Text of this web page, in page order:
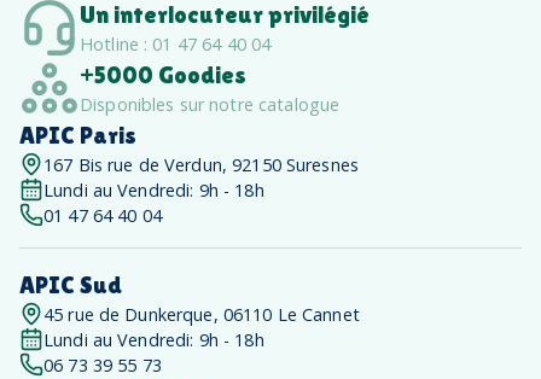
Un interlocuteur privilégié
Hotline : 01 47 64 40 04
+5000 Goodies
Disponibles sur notre catalogue
APIC Paris
167 Bis rue de Verdun, 92150 Suresnes
Lundi au Vendredi: 9h - 18h
01 47 64 40 04
APIC Sud
45 rue de Dunkerque, 06110 Le Cannet
Lundi au Vendredi: 9h - 18h
06 73 39 55 73